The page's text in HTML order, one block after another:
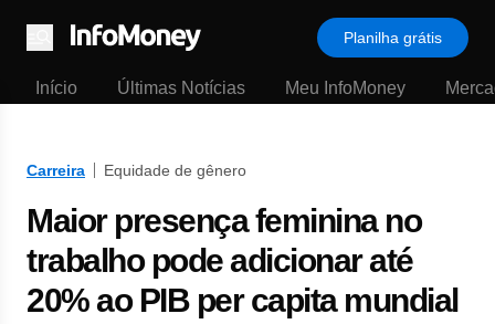
Menu
Planilha grátis
Início Últimas Notícias Meu InfoMoney
Carreira Equidade de gênero
Maior presença feminina no
trabalho pode adicionar até
20% ao PIB per capita mundial